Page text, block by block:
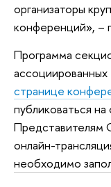
организаторы
конференций», –
Программа
странице
публиковаться
Представителям
онлайн-
необходимо